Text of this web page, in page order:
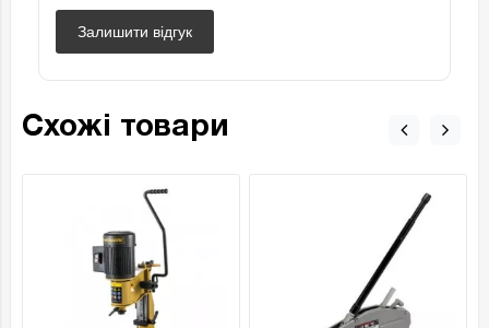
Залишити відгук
Схожі товари